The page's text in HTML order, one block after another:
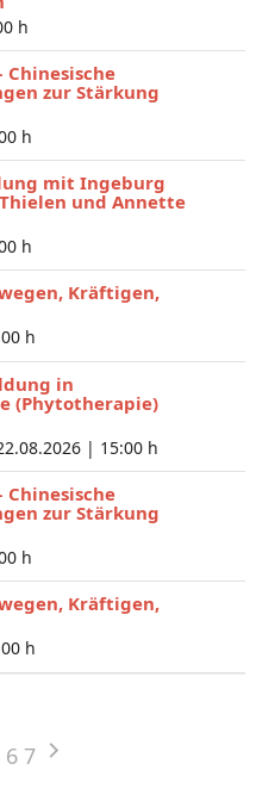
h
Chinesische
zur Stärkung
h
mit Ingeburg
und Annette
h
Kräftigen,
h
in
(Phytotherapie)
| 15:00 h
Chinesische
zur Stärkung
h
Kräftigen,
h
6 7